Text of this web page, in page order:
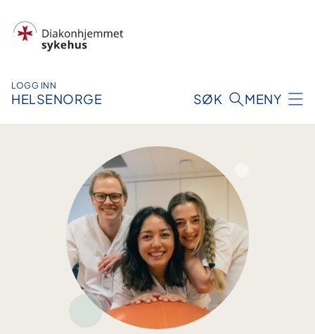
innhold
LOGG INN
HELSENORGE SØK MENY